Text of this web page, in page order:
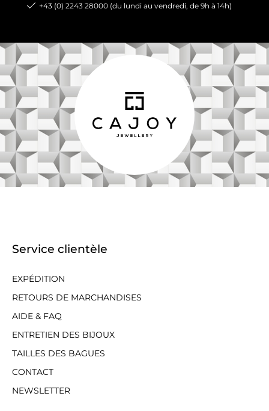
+43 (0) 2243 28000 (du lundi au vendredi, de 9h à 14h)
Service clientèle
EXPÉDITION
RETOURS DE MARCHANDISES
AIDE & FAQ
ENTRETIEN DES BIJOUX
TAILLES DES BAGUES
CONTACT
NEWSLETTER